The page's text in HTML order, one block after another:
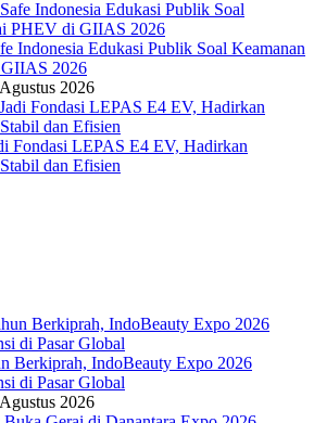
Indonesia Edukasi Publik Soal Keamanan
2026
2026
Fondasi LEPAS E4 EV, Hadirkan
dan Efisien
Berkiprah, IndoBeauty Expo 2026
di Pasar Global
2026